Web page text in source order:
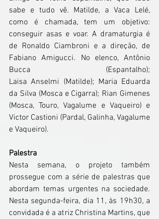
sabe e tudo vê. Matilde, a Vaca Lelé,
como é chamada, tem um objetivo:
conseguir asas e voar. A dramaturgia é
de Ronaldo Ciambroni e a direção, de
Fabiano Amigucci. No elenco, Antônio
Bucca (Espantalho);
Laisa Anselmi (Matilde); Maria Eduarda
da Silva (Mosca e Cigarra); Rian Gimenes
(Mosca, Touro, Vagalume e Vaqueiro) e
Victor Castioni (Pardal, Galinha, Vagalume
e Vaqueiro).
Palestra
Nesta semana, o projeto também
prossegue com a série de palestras que
abordam temas urgentes na sociedade.
Nesta segunda-feira, dia 11, às 19h30, a
convidada é a atriz Christina Martins, que